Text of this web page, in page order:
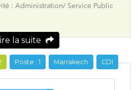
: Administration/ Service Public
la suite
CDI
Marrakech
Poste : 1